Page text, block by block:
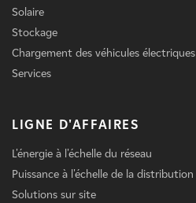
Solaire
Stockage
Chargement des véhicules électriques
Services
LIGNE D'AFFAIRES
L'énergie à l'échelle du réseau
Puissance à l'échelle de la distribution
Solutions sur site